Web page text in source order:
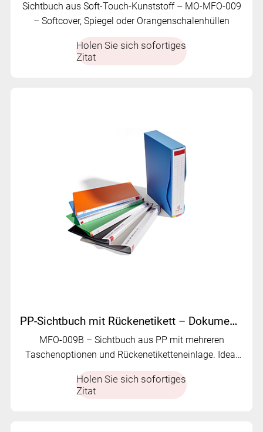
Sichtbuch aus Soft-Touch-Kunststoff – MO-MFO-009
– Softcover, Spiegel oder Orangenschalenhüllen
Holen Sie sich sofortiges
Zitat
PP-Sichtbuch mit Rückenetikett – Dokumenten-Organizer mit mehreren Taschen | MFO-009B
MFO-009B – Sichtbuch aus PP mit mehreren
Taschenoptionen und Rückenetiketteneinlage. Ideal
und Dokumenten.
Holen Sie sich sofortiges
Zitat